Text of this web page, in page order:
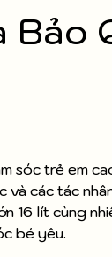
Bảo
sóc trẻ em
và các tác
16 lít cùng
bé yêu.